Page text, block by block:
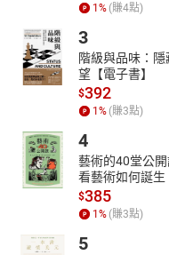
1% (賺4點)
3
階級與品味：
望【電子書】
$392
1% (賺3點)
4
藝術的40堂公
看藝術如何誕生
$385
1% (賺3點)
5